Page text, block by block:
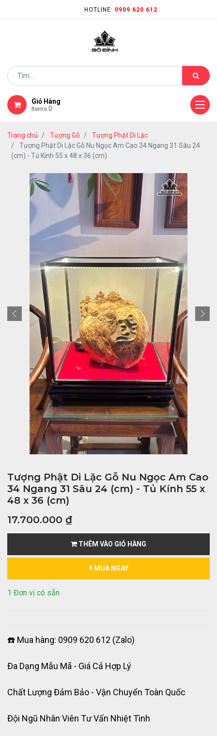
HOTLINE: 0909 620 612
Giỏ Hàng
Items 0
Trang chủ Tượng Gỗ
Tượng Phật Di Lặc
Tượng Phật Di Lặc Gỗ Nu Ngọc Am Cao 34 Ngang 31 Sâu 24
(cm) - Tủ Kính 55 x 48 x 36 (cm)
Tượng Phật Di Lặc Gỗ Nu Ngọc Am Cao
34 Ngang 31 Sâu 24 (cm) - Tủ Kính 55 x
48 x 36 (cm)
17.700.000 ₫
THÊM VÀO GIỎ HÀNG
MUA NGAY
1 Đơn vị có sẵn
☎️ Mua hàng: 0909 620 612 (Zalo)
Đa Dạng Mẫu Mã - Giá Cả Hợp Lý
Chất Lượng Đảm Bảo - Vận Chuyển Toàn Quốc
Đội Ngũ Nhân Viên Tư Vấn Nhiệt Tình